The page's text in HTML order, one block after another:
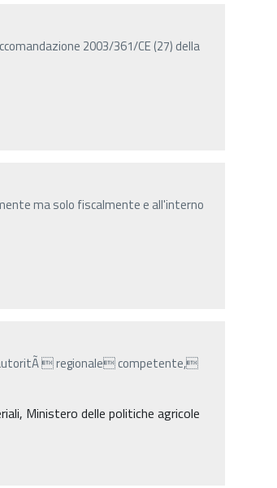
2003/361/CE (27) della
ma solo fiscalmente e all'interno
 regionale competente,
Ministero delle politiche agricole